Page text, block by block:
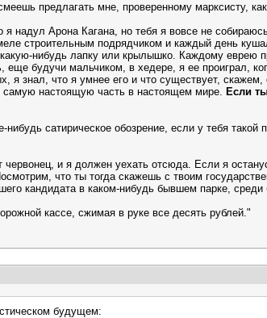
предлагать мне, проверенному марксисту,
Арона Кагана, но тебя я вовсе не
строительным подрядчиком и каждый день
нибудь лапку или крылышко. Каждому еврею
будучи мальчиком, в хедере, я ее проиграл,
знал, что я умнее его и что существует, скажем,
самую настоящую часть в настоящем мире. Если
сатирическое обозрение, если у тебя
и я должен уехать отсюда. Если я
что ты тогда скажешь с твоим
кандидата в каком-нибудь бывшем парке,
кассе, сжимая в руке все десять рублей."
будущем: